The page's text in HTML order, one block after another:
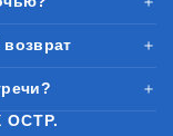
＋
＋
ОСТР.